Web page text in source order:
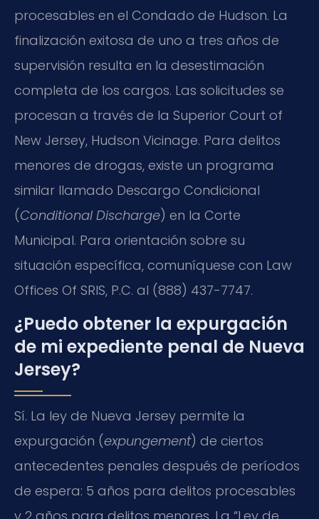
procesables en el Condado de Hudson. La
finalización exitosa de uno a tres años de
supervisión resulta en la desestimación
completa de los cargos. Las solicitudes se
procesan a través de la Superior Court of
New Jersey, Hudson Vicinage. Para delitos
menores de drogas, existe un programa
similar llamado Descargo Condicional
(Conditional Discharge) en la Corte
Municipal. Para orientación sobre su
situación específica, comuníquese con Law
Offices Of SRIS, P.C. al (888) 437-7747.
¿Puedo obtener la expurgación
de mi expediente penal de Nueva
Jersey?
Sí. La ley de Nueva Jersey permite la
expurgación (expungement) de ciertos
antecedentes penales después de períodos
de espera: 5 años para delitos procesables